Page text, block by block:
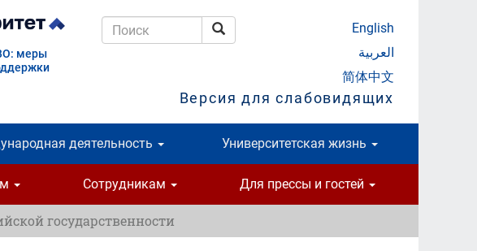
меры
Поиск
English
العربية
简体中文
Версия для слабовидящих
деятельность Университетская жизнь
Сотрудникам Для прессы и гостей
государственности